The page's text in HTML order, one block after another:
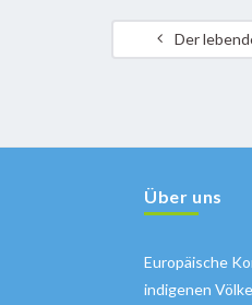
Der
Über uns
Europäische
indigenen